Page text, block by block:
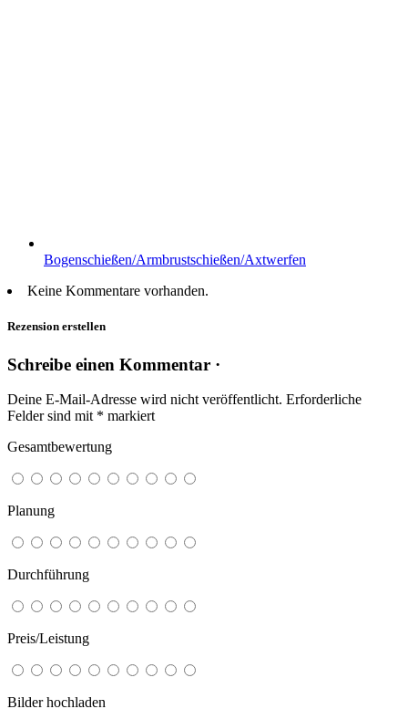
Bogenschießen/Armbrustschießen/Axtwerfen
Keine Kommentare vorhanden.
Rezension erstellen
Schreibe einen Kommentar ·
Deine E-Mail-Adresse wird nicht veröffentlicht. Erforderliche
Felder sind mit * markiert
Gesamtbewertung
Planung
Durchführung
Preis/Leistung
Bilder hochladen